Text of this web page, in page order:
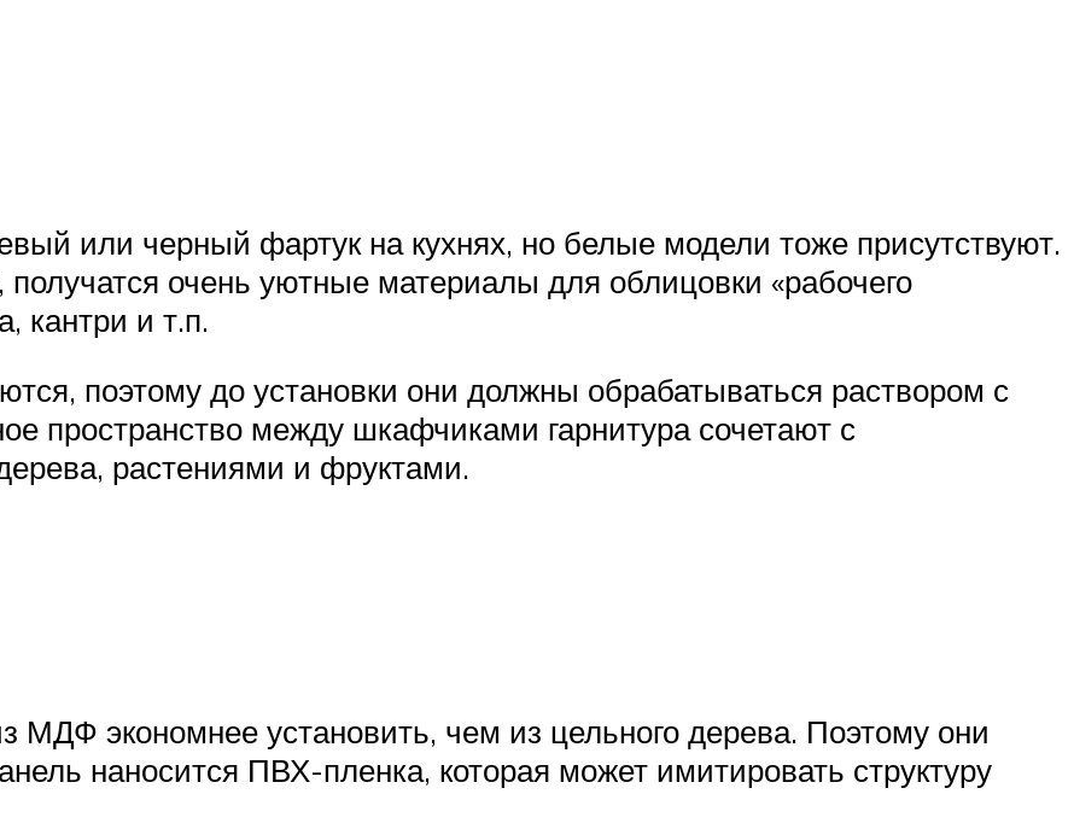
или черный фартук на кухнях, но белые модели тоже присутствуют.
очень уютные материалы для облицовки «рабочего
кантри и т.п.
поэтому до установки они должны обрабатываться раствором с
пространство между шкафчиками гарнитура сочетают с
растениями и фруктами.
МДФ экономнее установить, чем из цельного дерева. Поэтому они
наносится ПВХ-пленка, которая может имитировать структуру